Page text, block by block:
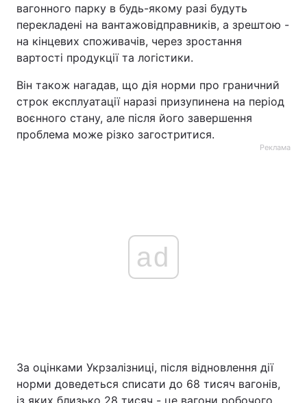
вагонного парку в будь-якому разі будуть
перекладені на вантажовідправників, а зрештою -
на кінцевих споживачів, через зростання
вартості продукції та логістики.
Він також нагадав, що дія норми про граничний
строк експлуатації наразі призупинена на період
воєнного стану, але після його завершення
проблема може різко загостритися.
Реклама
ad
За оцінками Укрзалізниці, після відновлення дії
норми доведеться списати до 68 тисяч вагонів,